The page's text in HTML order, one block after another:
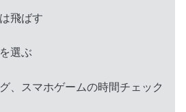
飛ばす
選ぶ
、スマホゲームの時間チェック